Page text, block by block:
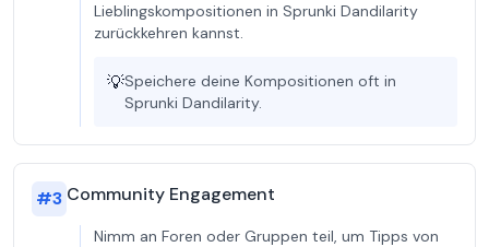
Lieblingskompositionen in Sprunki Dandilarity
zurückkehren kannst.
💡Speichere deine Kompositionen oft in
Sprunki Dandilarity.
#3 Community Engagement
Nimm an Foren oder Gruppen teil, um Tipps von